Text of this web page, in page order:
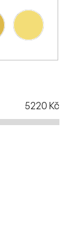
5220 Kč